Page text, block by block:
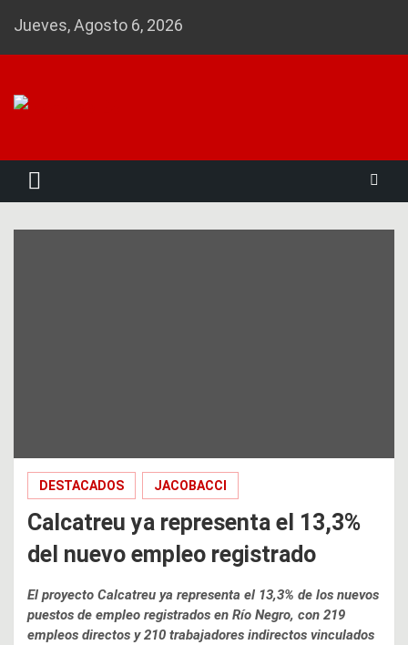
Jueves, Agosto 6, 2026
DESTACADOS JACOBACCI
Calcatreu ya representa el 13,3%
del nuevo empleo registrado
El proyecto Calcatreu ya representa el 13,3% de los nuevos
puestos de empleo registrados en Río Negro, con 219
empleos directos y 210 trabajadores indirectos vinculados